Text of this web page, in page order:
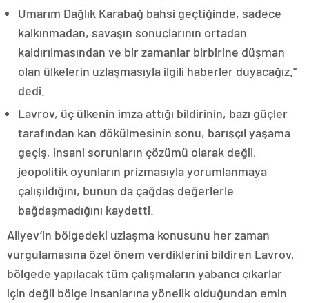
Umarım Dağlık Karabağ bahsi geçtiğinde, sadece
kalkınmadan, savaşın sonuçlarının ortadan
kaldırılmasından ve bir zamanlar birbirine düşman
olan ülkelerin uzlaşmasıyla ilgili haberler duyacağız.”
dedi.
Lavrov, üç ülkenin imza attığı bildirinin, bazı güçler
tarafından kan dökülmesinin sonu, barışçıl yaşama
geçiş, insani sorunların çözümü olarak değil,
jeopolitik oyunların prizmasıyla yorumlanmaya
çalışıldığını, bunun da çağdaş değerlerle
bağdaşmadığını kaydetti.
Aliyev’in bölgedeki uzlaşma konusunu her zaman
vurgulamasına özel önem verdiklerini bildiren Lavrov,
bölgede yapılacak tüm çalışmaların yabancı çıkarlar
için değil bölge insanlarına yönelik olduğundan emin